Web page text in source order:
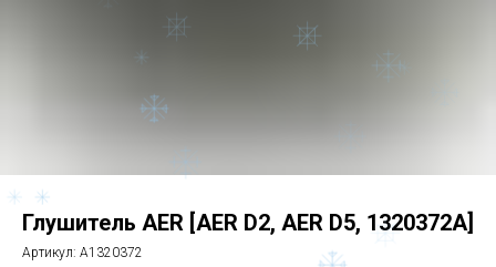
Глушитель AER [AER D2, AER D5, 1320372A]
Артикул: A1320372